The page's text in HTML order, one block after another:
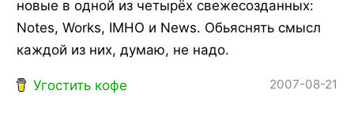
новые в одной из четырёх свежесозданных:
Notes, Works, IMHO и News. Обьяснять смысл
каждой из них, думаю, не надо.
Угостить кофе 2007-08-21